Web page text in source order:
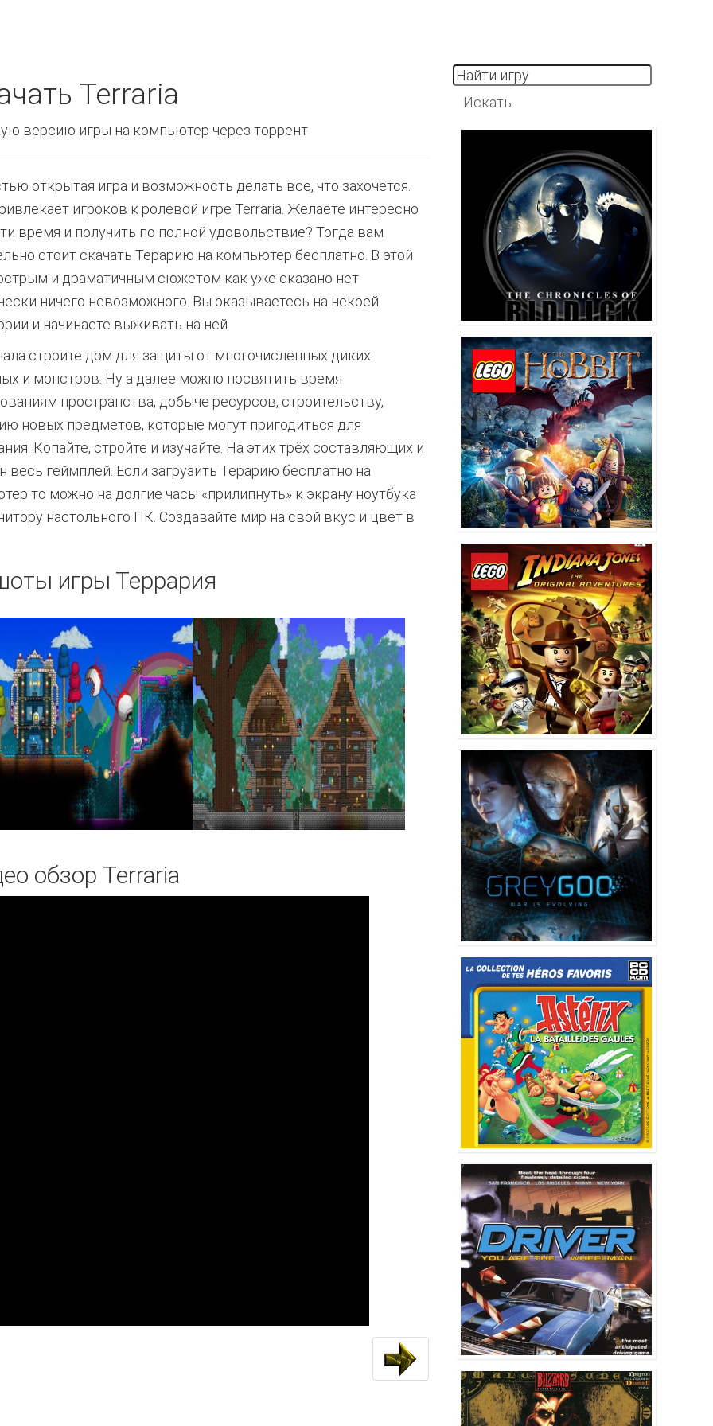
Terraria
версию игры на компьютер через торрент
открытая игра и возможность делать всё, что захочется.
игроков к ролевой игре Terraria. Желаете интересно
время и получить по полной удовольствие? Тогда вам
стоит скачать Терарию на компьютер бесплатно. В этой
и драматичным сюжетом как уже сказано нет
ничего невозможного. Вы оказываетесь на некоей
и начинаете выживать на ней.
строите дом для защиты от многочисленных диких
и монстров. Ну а далее можно посвятить время
пространства, добыче ресурсов, строительству,
новых предметов, которые могут пригодиться для
Копайте, стройте и изучайте. На этих трёх составляющих и
весь геймплей. Если загрузить Терарию бесплатно на
то можно на долгие часы «прилипнуть» к экрану ноутбука
настольного ПК. Создавайте мир на свой вкус и цвет в
игры Террария
обзор Terraria